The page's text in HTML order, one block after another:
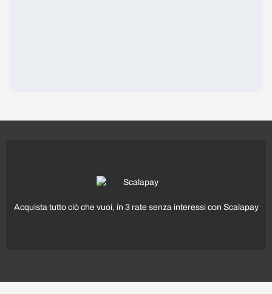
Acquista tutto ciò che vuoi, in 3 rate senza interessi con Scalapay